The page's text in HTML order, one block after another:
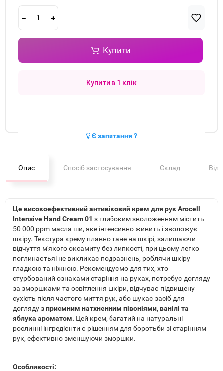
Купити
Купити в 1 клік
Є запитання ?
Опис Спосіб застосування Склад
Це високоефективний антивіковий крем для рук Arocell
Intensive Hand Cream 01 з глибоким зволоженням містить
50 000 ppm масла ши, яке інтенсивно живить і зволожує
шкіру. Текстура крему плавно тане на шкірі, залишаючи
відчуття м'якого оксамиту без липкості, при цьому легко
поглинаєтьяі не викликає подразнень, роблячи шкіру
гладкою та ніжною. Рекомендуємо для тих, хто
стурбований ознаками старіння на руках, потребує догляду
за зморшками та освітлення шкіри, відчуває підвищену
сухість після частого миття рук, або шукає засіб для
доглядуз приємним натхненним півоніями, ванілі та
яблука ароматом. Цей крем, багатий на натуральні
рослинні інгредієнти є рішенням для боротьби зі старінням
рук, ефективно зменшуючи зморшки.
Особливості: